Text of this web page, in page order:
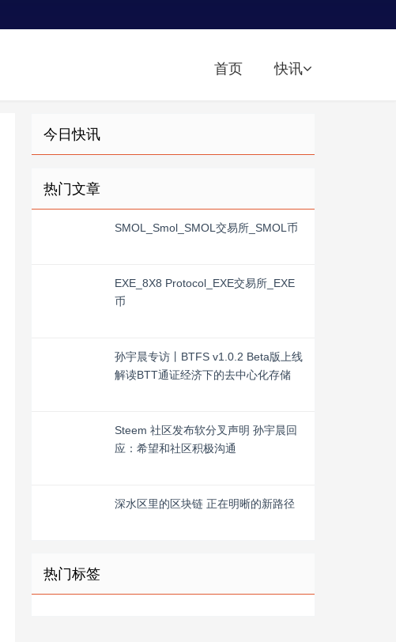
首页 快讯
今日快讯
热门文章
SMOL_Smol_SMOL交易所_SMOL币
EXE_8X8 Protocol_EXE交易所_EXE
币
孙宇晨专访丨BTFS v1.0.2 Beta版上线
解读BTT通证经济下的去中心化存储
Steem 社区发布软分叉声明 孙宇晨回
应：希望和社区积极沟通
深水区里的区块链 正在明晰的新路径
热门标签